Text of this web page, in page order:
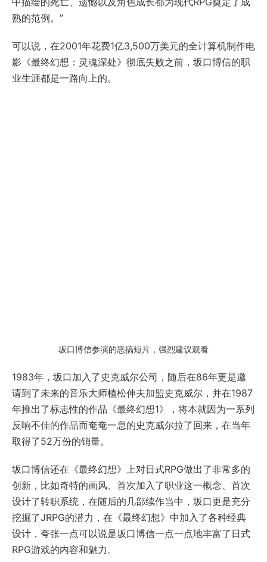
熟的范例。”
可以说，在2001年花费1亿3,500万美元的全计算机制作电
影《最终幻想：灵魂深处》彻底失败之前，坂口博信的职
业生涯都是一路向上的。
坂口博信参演的恶搞短片，强烈建议观看
1983年，坂口加入了史克威尔公司，随后在86年更是邀
请到了未来的音乐大师植松伸夫加盟史克威尔，并在1987
年推出了标志性的作品《最终幻想1》，将本就因为一系列
反响不佳的作品而奄奄一息的史克威尔拉了回来，在当年
取得了52万份的销量。
坂口博信还在《最终幻想》上对日式RPG做出了非常多的
创新，比如奇特的画风、首次加入了职业这一概念、首次
设计了转职系统，在随后的几部续作当中，坂口更是充分
挖掘了JRPG的潜力，在《最终幻想》中加入了各种经典
设计，夸张一点可以说是坂口博信一点一点地丰富了日式
RPG游戏的内容和魅力。